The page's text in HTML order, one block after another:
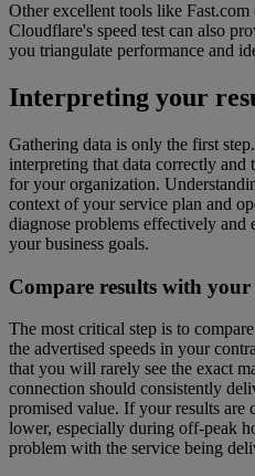
Other excellent tools like
Cloudflare's speed test can also
you triangulate performance and
Interpreting your
Gathering data is only the first
interpreting that data correctly
for your organization.
context of your service plan and
diagnose problems effectively and
your business goals.
Compare results with your
The most critical step is to
the advertised speeds in your
that you will rarely see the exact
connection should consistently
promised value. If your results are
lower, especially during off-peak
problem with the service being